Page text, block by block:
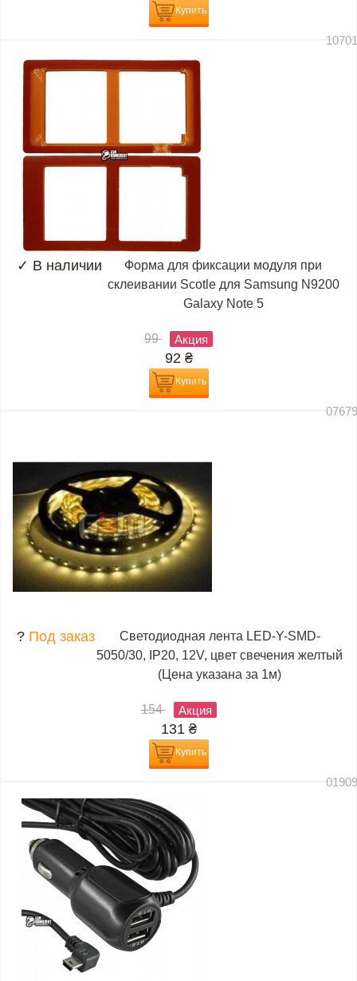
Купить
✓ В наличии
Форма для фиксации модуля при
склеивании Scotle для Samsung N9200
Galaxy Note 5
99 Акция
92 ₴
Купить
? Под заказ
Светодиодная лента LED-Y-SMD-
5050/30, IP20, 12V, цвет свечения желтый
(Цена указана за 1м)
154 Акция
131 ₴
Купить